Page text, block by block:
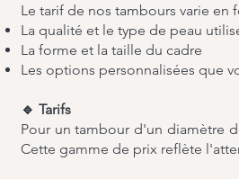
Le tarif de nos tambours varie en
La qualité et le type de peau
La forme et la taille du cadre
Les options personnalisées que
🔹 Tarifs
Pour un tambour d'un diamètre
Cette gamme de prix reflète